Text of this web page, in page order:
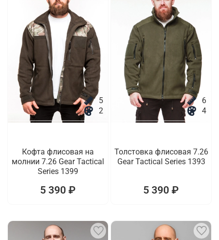
5
2
Кофта флисовая на
молнии 7.26 Gear Tactical
Series 1399
5 390 ₽
6
4
Толстовка флисовая 7.26
Gear Tactical Series 1393
5 390 ₽